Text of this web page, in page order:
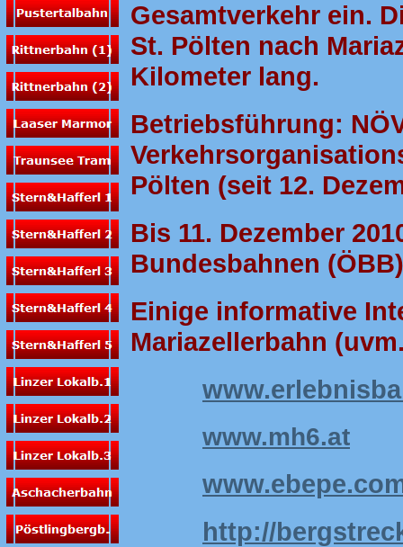
Gesamtverkehr ein.
St. Pölten nach
Kilometer lang.
Betriebsführung:
Pölten (seit 12.
Bis 11. Dezember
Bundesbahnen (ÖBB)
Einige informative
Mariazellerbahn
www.mh6.at
http://